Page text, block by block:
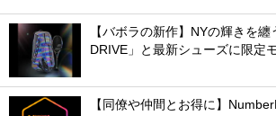
【バボラの新作】NYの輝きを纏
DRIVE」と最新シューズに限定
【同僚や仲間とお得に】